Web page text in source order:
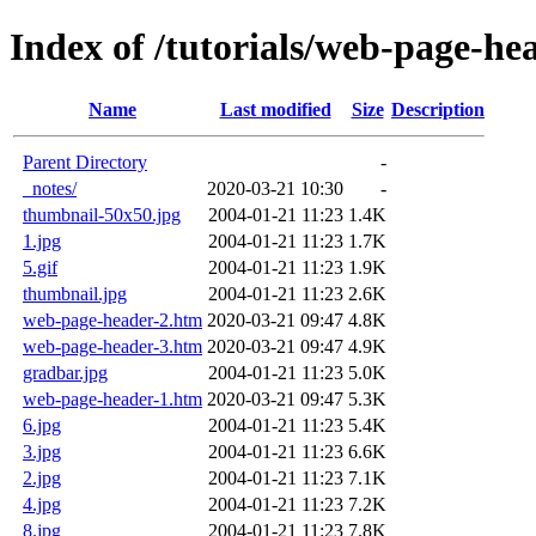
Index of /tutorials/web-page-
Name Last modified Size Description
Parent Directory
-
_notes/
2020-03-21 10:30
-
thumbnail-50x50.jpg
2004-01-21 11:23 1.4K
1.jpg
2004-01-21 11:23 1.7K
5.gif
2004-01-21 11:23 1.9K
thumbnail.jpg
2004-01-21 11:23 2.6K
web-page-header-2.htm 2020-03-21 09:47 4.8K
web-page-header-3.htm 2020-03-21 09:47 4.9K
gradbar.jpg
2004-01-21 11:23 5.0K
web-page-header-1.htm 2020-03-21 09:47 5.3K
6.jpg
2004-01-21 11:23 5.4K
3.jpg
2004-01-21 11:23 6.6K
2.jpg
2004-01-21 11:23 7.1K
4.jpg
2004-01-21 11:23 7.2K
8.jpg
2004-01-21 11:23 7.8K